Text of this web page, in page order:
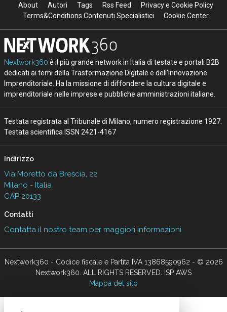
About Autori Tags Rss Feed
Privacy e Cookie Policy
Terms&Conditions Contenuti Specialistici
Cookie Center
Nextwork360 è il più grande network in Italia di testate e portali B2B
dedicati ai temi della Trasformazione Digitale e dell’Innovazione
Imprenditoriale. Ha la missione di diffondere la cultura digitale e
imprenditoriale nelle imprese e pubbliche amministrazioni italiane.
Testata registrata al Tribunale di Milano, numero registrazione 1927.
Testata scientifica ISSN 2421-4167
Indirizzo
Via Moretto da Brescia, 22
Milano - Italia
CAP 20133
Contatti
Contatta il nostro team per maggiori informazioni
Nextwork360 - Codice fiscale e Partita IVA 13868590962 - © 2026
Nextwork360. ALL RIGHTS RESERVED. ISP AWS
Mappa del sito